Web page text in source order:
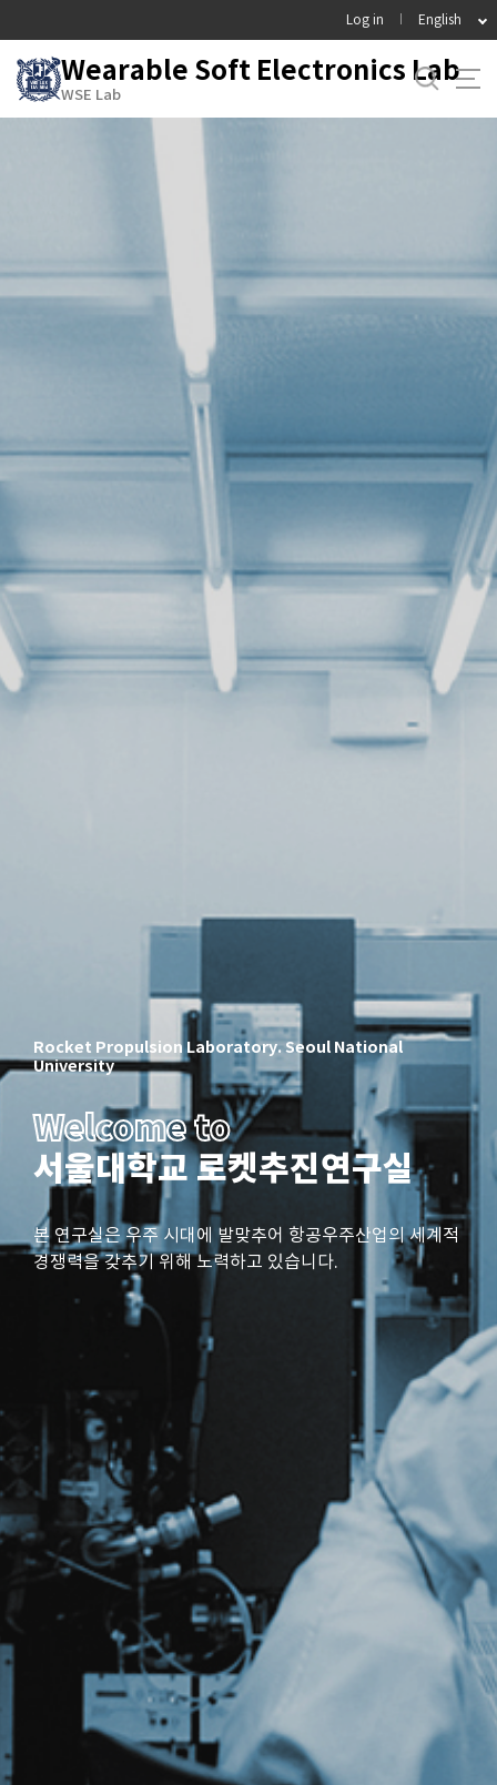
로
메
Log in English
Wearable Soft Electronics Lab
WSE Lab
Rocket Propulsion Laboratory. Seoul National
University
Welcome to
서울대학교 로켓추진연구실
본 연구실은 우주 시대에 발맞추어 항공우주산업의 세계적
경쟁력을 갖추기 위해 노력하고 있습니다.